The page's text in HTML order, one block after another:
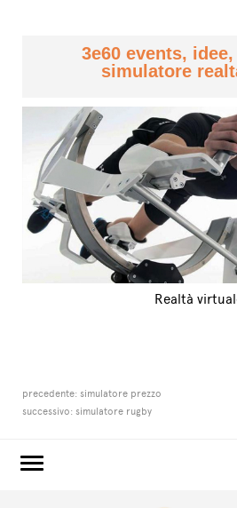
3e60 events,
simulatore
Realtà
precedente: simulatore prezzo
successivo: simulatore rugby